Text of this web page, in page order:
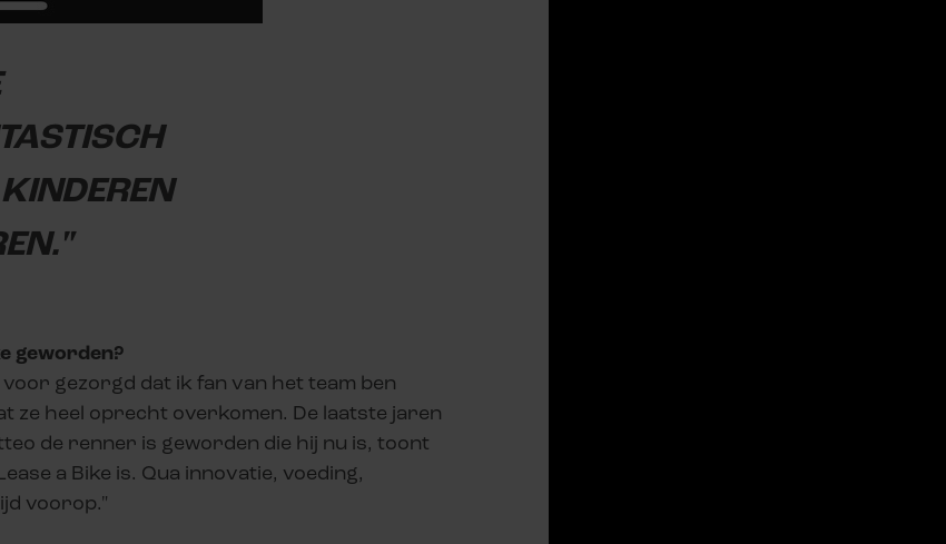
geworden?
gezorgd dat ik fan van het team ben
ze heel oprecht overkomen. De laatste jaren
de renner is geworden die hij nu is, toont
a Bike is. Qua innovatie, voeding,
voorop."